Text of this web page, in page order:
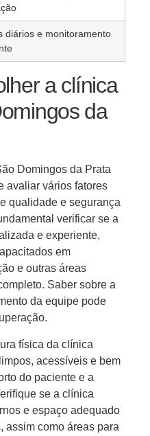
diários e monitoramento
a clínica
da
Domingos da Prata
avaliar vários fatores
qualidade e segurança
verificar se a
e experiente,
em
e outras áreas
Saber sobre a
da equipe pode
física da clínica
acessíveis e bem
do paciente e a
se a clínica
e espaço adequado
assim como áreas para